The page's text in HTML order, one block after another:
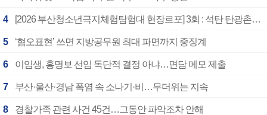
4 [2026 부산청소년극지체험탐험대 현장르포] 3회 : 석탄 탄광촌에서 북극 연구의 중심지로
5 ‘혐오표현’ 쓰면 지방공무원 최대 파면까지 중징계
6 이임생, 홍명보 선임 독단적 결정 아냐…면담 메모 제출
7 부산·울산·경남 폭염 속 소나기·비…무더위는 지속
8 경찰가족 관련 사건 45건…그동안 파악조차 안해